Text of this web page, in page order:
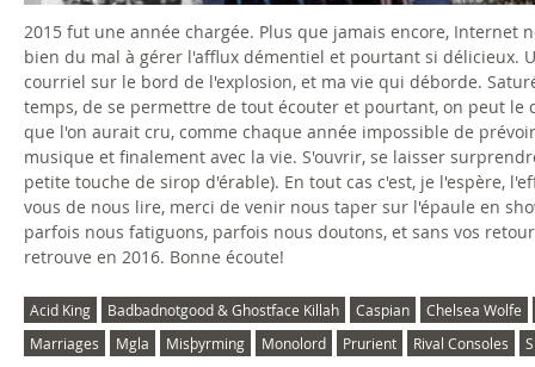
i
2015 fut une année chargée. Plus que jamais encore,
bien du mal à gérer l'afflux démentiel et pourtant si délicieux.
courriel sur le bord de l'explosion, et ma vie qui déborde.
temps, de se permettre de tout écouter et pourtant, on peut le
que l'on aurait cru, comme chaque année impossible de
musique et finalement avec la vie. S'ouvrir, se laisser
petite touche de sirop d'érable). En tout cas c'est, je l'espère,
vous de nous lire, merci de venir nous taper sur l'épaule en
parfois nous fatiguons, parfois nous doutons, et sans vos
retrouve en 2016. Bonne écoute!
Acid King Badbadnotgood & Ghostface Killah Caspian
Chelsea Wolfe
Marriages
Mgla Misþyrming Monolord Prurient Rival Consoles